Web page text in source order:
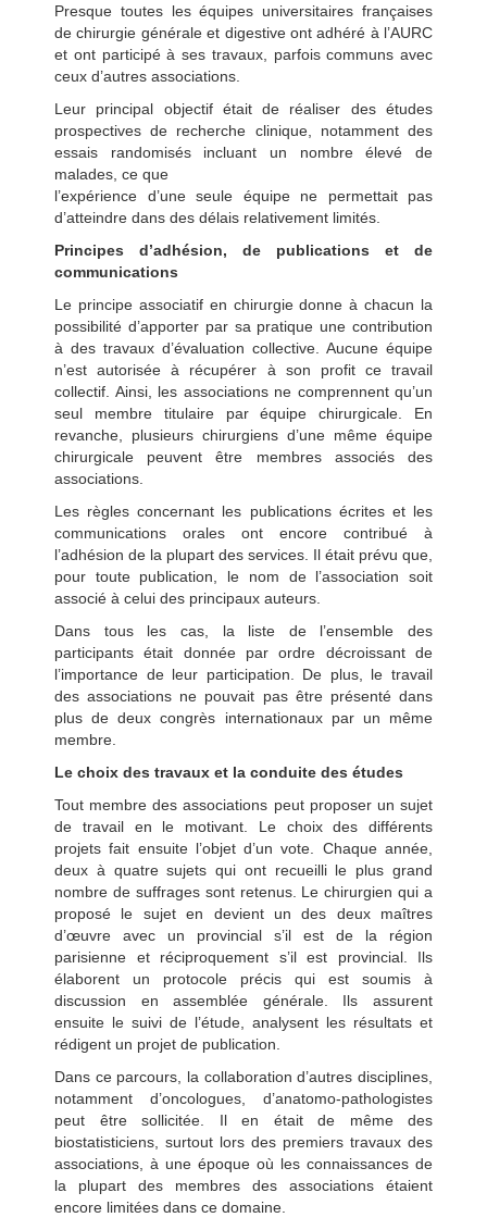
Presque toutes les équipes universitaires françaises
de chirurgie générale et digestive ont adhéré à l’AURC
et ont participé à ses travaux, parfois communs avec
ceux d’autres associations.
Leur principal objectif était de réaliser des études
prospectives de recherche clinique, notamment des
essais randomisés incluant un nombre élevé de
malades, ce que
l’expérience d’une seule équipe ne permettait pas
d’atteindre dans des délais relativement limités.
Principes d’adhésion, de publications et de
communications
Le principe associatif en chirurgie donne à chacun la
possibilité d’apporter par sa pratique une contribution
à des travaux d’évaluation collective. Aucune équipe
n’est autorisée à récupérer à son profit ce travail
collectif. Ainsi, les associations ne comprennent qu’un
seul membre titulaire par équipe chirurgicale. En
revanche, plusieurs chirurgiens d’une même équipe
chirurgicale peuvent être membres associés des
associations.
Les règles concernant les publications écrites et les
communications orales ont encore contribué à
l’adhésion de la plupart des services. Il était prévu que,
pour toute publication, le nom de l’association soit
associé à celui des principaux auteurs.
Dans tous les cas, la liste de l’ensemble des
participants était donnée par ordre décroissant de
l’importance de leur participation. De plus, le travail
des associations ne pouvait pas être présenté dans
plus de deux congrès internationaux par un même
membre.
Le choix des travaux et la conduite des études
Tout membre des associations peut proposer un sujet
de travail en le motivant. Le choix des différents
projets fait ensuite l’objet d’un vote. Chaque année,
deux à quatre sujets qui ont recueilli le plus grand
nombre de suffrages sont retenus. Le chirurgien qui a
proposé le sujet en devient un des deux maîtres
d’œuvre avec un provincial s’il est de la région
parisienne et réciproquement s’il est provincial. Ils
élaborent un protocole précis qui est soumis à
discussion en assemblée générale. Ils assurent
ensuite le suivi de l’étude, analysent les résultats et
rédigent un projet de publication.
Dans ce parcours, la collaboration d’autres disciplines,
notamment d’oncologues, d’anatomo-pathologistes
peut être sollicitée. Il en était de même des
biostatisticiens, surtout lors des premiers travaux des
associations, à une époque où les connaissances de
la plupart des membres des associations étaient
encore limitées dans ce domaine.